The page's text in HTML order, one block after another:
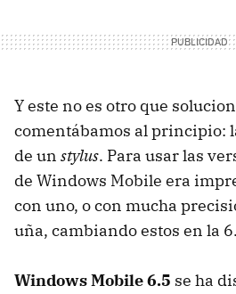
Y este no es otro que
comentábamos al principio:
de un stylus. Para usar las
de Windows Mobile era
con uno, o con mucha
uña, cambiando estos en la
Windows Mobile 6.5 se ha